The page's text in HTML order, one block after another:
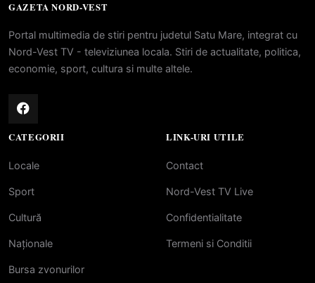
GAZETA NORD-VEST
Portal multimedia de stiri pentru judetul Satu Mare, integrat cu
Nord-Vest TV - televiziunea locala. Stiri de actualitate, politica,
economie, sport, cultura si multe altele.
CATEGORII
Locale
Sport
Cultură
Naționale
Bursa zvonurilor
LINK-URI UTILE
Contact
Nord-Vest TV Live
Confidentialitate
Termeni si Conditii